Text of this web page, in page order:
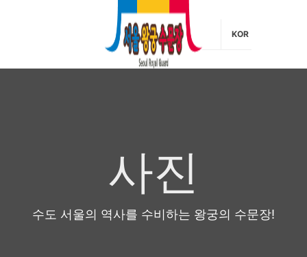
KOR
사진
수도 서울의 역사를 수비하는 왕궁의 수문장!